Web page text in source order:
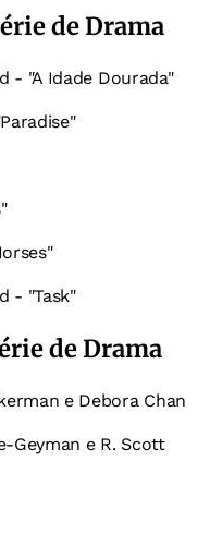
de Drama
- "A Idade Dourada"
- "Task"
de Drama
e Debora Chan
Geyman e R. Scott